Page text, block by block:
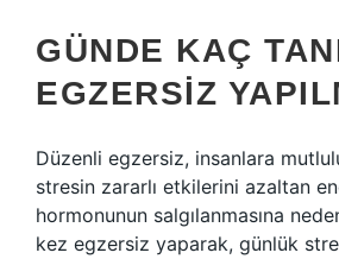
GÜNDE KAÇ
EGZERSIZ
Düzenli egzersiz, insanlara
stresin zararlı etkilerini azaltan
hormonunun salgılanmasına
kez egzersiz yaparak, günlük